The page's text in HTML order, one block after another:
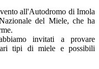
all'Autodromo di Imola
del Miele, che ha
invitati a provare
tipi di miele e possibili